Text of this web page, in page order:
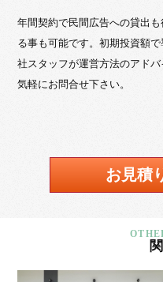
年間契約で民間広告への貸出
る事も可能です。初期投資額
社スタッフが運営方法のアド
気軽にお問合せ下さい。
お見積